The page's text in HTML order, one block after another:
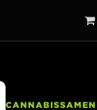
CANNABISSAMEN